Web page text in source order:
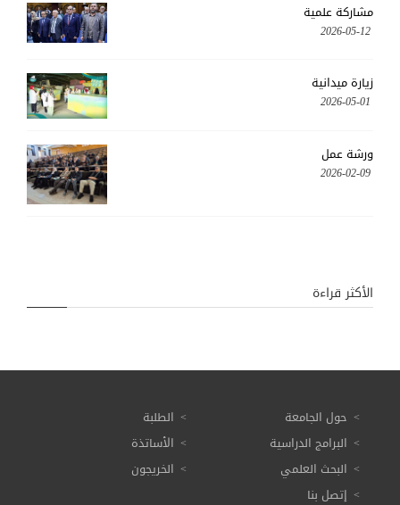
مشاركة علمية
2026-05-12
زيارة ميدانية
2026-05-01
ورشة عمل
2026-02-09
الأكثر قراءة
حول الجامعة
البرامج الدراسية
البحث العلمي
الطلبة
الأساتذة
الخريجون
إتصل بنا